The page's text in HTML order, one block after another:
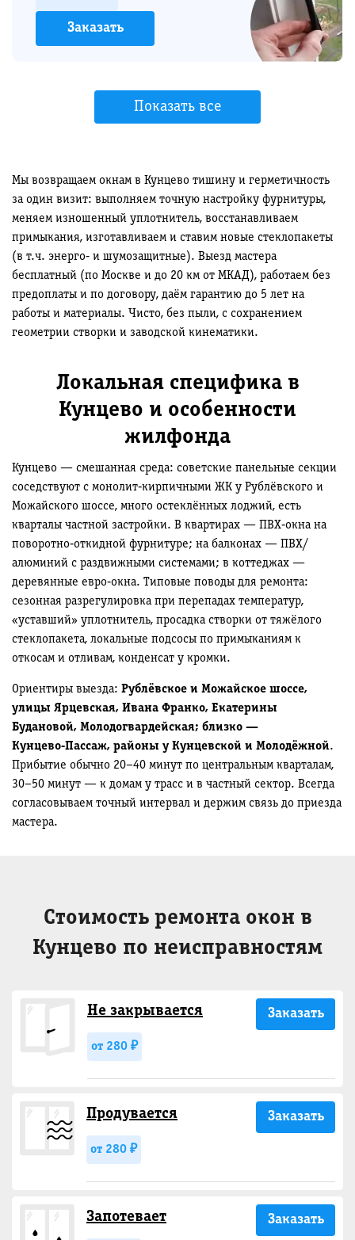
Заказать
Показать все
Мы возвращаем окнам в Кунцево тишину и герметичность
за один визит: выполняем точную настройку фурнитуры,
меняем изношенный уплотнитель, восстанавливаем
примыкания, изготавливаем и ставим новые стеклопакеты
(в т.ч. энерго‑ и шумозащитные). Выезд мастера
бесплатный (по Москве и до 20 км от МКАД), работаем без
предоплаты и по договору, даём гарантию до 5 лет на
работы и материалы. Чисто, без пыли, с сохранением
геометрии створки и заводской кинематики.
Локальная специфика в
Кунцево и особенности
жилфонда
Кунцево — смешанная среда: советские панельные секции
соседствуют с монолит‑кирпичными ЖК у Рублёвского и
Можайского шоссе, много остеклённых лоджий, есть
кварталы частной застройки. В квартирах — ПВХ‑окна на
поворотно‑откидной фурнитуре; на балконах — ПВХ/
алюминий с раздвижными системами; в коттеджах —
деревянные евро‑окна. Типовые поводы для ремонта:
сезонная разрегулировка при перепадах температур,
«уставший» уплотнитель, просадка створки от тяжёлого
стеклопакета, локальные подсосы по примыканиям к
откосам и отливам, конденсат у кромки.
Ориентиры выезда: Рублёвское и Можайское шоссе,
улицы Ярцевская, Ивана Франко, Екатерины
Будановой, Молодогвардейская; близко —
Кунцево‑Пассаж, районы у Кунцевской и Молодёжной.
Прибытие обычно 20–40 минут по центральным кварталам,
30–50 минут — к домам у трасс и в частный сектор. Всегда
согласовываем точный интервал и держим связь до приезда
мастера.
Стоимость ремонта окон в
Кунцево по неисправностям
Не закрывается
от 280 ₽
Заказать
Продувается
от 280 ₽
Заказать
Запотевает Заказать